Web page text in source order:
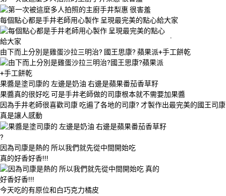
每個點心都是手井老師用心製作 呈現最完美的點心給大家
.
由下而上分別是雞蛋沙拉三明治? 國王思康? 蘋果派+手工餅乾
果醬是塗司康的 左邊是奶油 右邊是蘋果番茄香草籽
果醬真的很好吃 可是手井老師做的司康根本就不需要加果醬
因為手井老師很喜歡司康 吃遍了各地的司康? 才製作出最完美的國王司康
真是讓人感動
?
因為司康是熱的 所以我們就先從中間開始吃
真的好香好香!!!
今天吃的有原位和白巧克力橘皮